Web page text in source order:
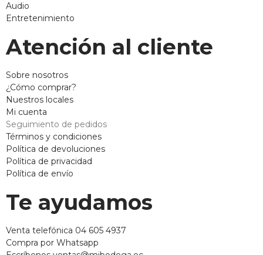
Audio
Entretenimiento
Atención al cliente
Sobre nosotros
¿Cómo comprar?
Nuestros locales
Mi cuenta
Seguimiento de pedidos
Términos y condiciones
Política de devoluciones
Política de privacidad
Política de envío
Te ayudamos
Venta telefónica 04 605 4937
Compra por Whatsapp